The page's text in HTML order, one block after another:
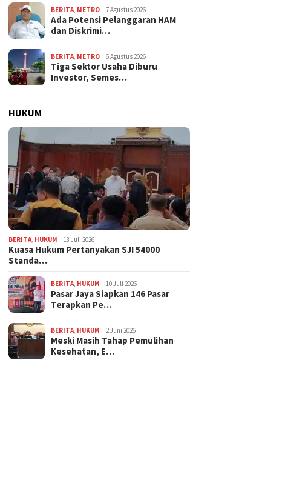
BERITA, METRO 7 Agustus 2026
Ada Potensi Pelanggaran HAM
dan Diskrimi…
BERITA, METRO 6 Agustus 2026
Tiga Sektor Usaha Diburu
Investor, Semes…
HUKUM
BERITA HUKUM 18 Juli 2026
Kuasa Hukum Pertanyakan SJI 54000
Standa…
BERITA HUKUM 10 Juli 2026
Pasar Jaya Siapkan 146 Pasar
Terapkan Pe…
BERITA HUKUM 2 Juni 2026
Meski Masih Tahap Pemulihan
Kesehatan, E…